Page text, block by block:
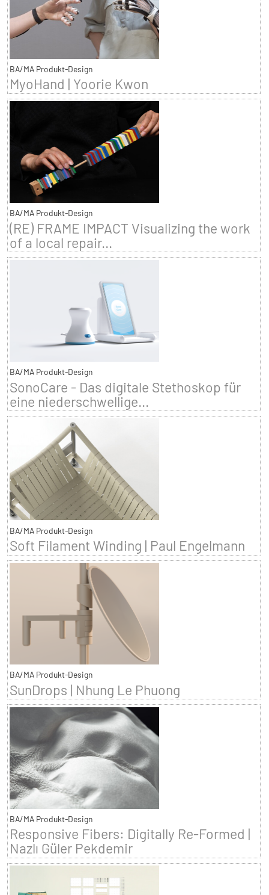
BA/MA Produkt-Design
MyoHand | Yoorie Kwon
BA/MA Produkt-Design
(RE) FRAME IMPACT Visualizing the work
of a local repair...
BA/MA Produkt-Design
SonoCare - Das digitale Stethoskop für
eine niederschwellige...
BA/MA Produkt-Design
Soft Filament Winding | Paul Engelmann
BA/MA Produkt-Design
SunDrops | Nhung Le Phuong
BA/MA Produkt-Design
Responsive Fibers: Digitally Re-Formed |
Nazlı Güler Pekdemir